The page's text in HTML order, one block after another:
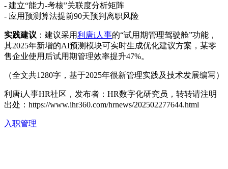
- 建立“能力-考核”关联度分析矩阵
- 应用预测算法提前90天预判离职风险
实践建议 ：建议采用利唐i人事的“试用期管理驾驶舱”功能，
其2025年新增的AI预测模块可实时生成优化建议方案，某零
售企业使用后试用期管理效率提升47%。
（全文共1280字，基于2025年很新管理实践及技术发展编写）
利唐i人事HR社区，发布者：HR数字化研究员，转转请注明
出处： https://www.ihr360.com/hrnews/202502277644.html
入职管理